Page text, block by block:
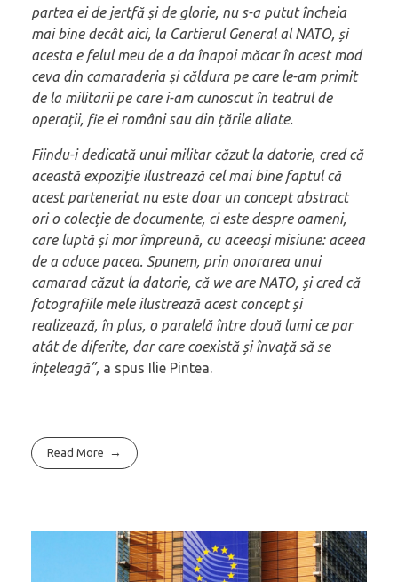
partea ei de jertfă și de glorie, nu s-a putut încheia
mai bine decât aici, la Cartierul General al NATO, și
acesta e felul meu de a da înapoi măcar în acest mod
ceva din camaraderia și căldura pe care le-am primit
de la militarii pe care i-am cunoscut în teatrul de
operații, fie ei români sau din țările aliate.
Fiindu-i dedicată unui militar căzut la datorie, cred că
această expoziție ilustrează cel mai bine faptul că
acest parteneriat nu este doar un concept abstract
ori o colecție de documente, ci este despre oameni,
care luptă și mor împreună, cu aceeași misiune: aceea
de a aduce pacea. Spunem, prin onorarea unui
camarad căzut la datorie, că we are NATO, și cred că
fotografiile mele ilustrează acest concept și
realizează, în plus, o paralelă între două lumi ce par
atât de diferite, dar care coexistă și învață să se
înțeleagă”, a spus Ilie Pintea.
Read More